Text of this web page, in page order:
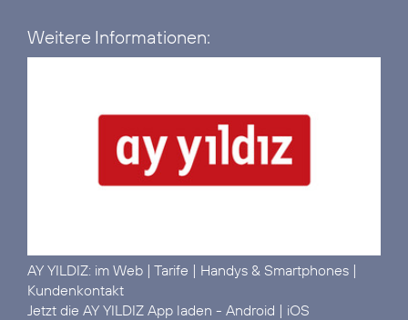
Weitere Informationen:
AY YILDIZ: im Web | Tarife | Handys & Smartphones |
Kundenkontakt
Jetzt die AY YILDIZ App laden - Android | iOS